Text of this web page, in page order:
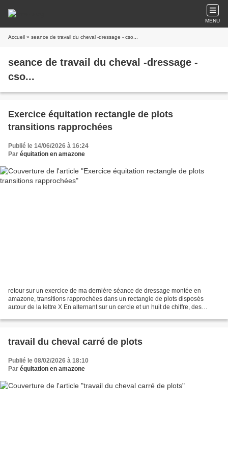
MENU
Accueil » seance de travail du cheval -dressage - cso...
seance de travail du cheval -dressage -
cso...
Exercice équitation rectangle de plots
transitions rapprochées
Publié le 14/06/2026 à 16:24
Par équitation en amazone
retour sur un exercice de ma dernière séance de dressage montée en
amazone, transitions rapprochées dans un rectangle de plots disposés
autour de la lettre X En alternant sur un cercle et un huit de chiffre, des
travail du cheval carré de plots
Publié le 08/02/2026 à 18:10
Par équitation en amazone